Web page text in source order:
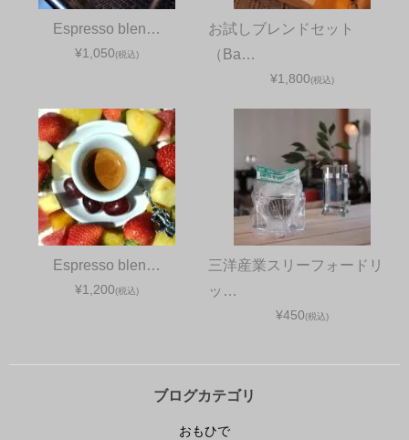
Espresso blen…
¥1,050(税込)
お試しブレンドセット
（Ba…
¥1,800(税込)
Espresso blen…
¥1,200(税込)
三洋産業スリーフォードリ
ッ…
¥450(税込)
ブログカテゴリ
おもひで